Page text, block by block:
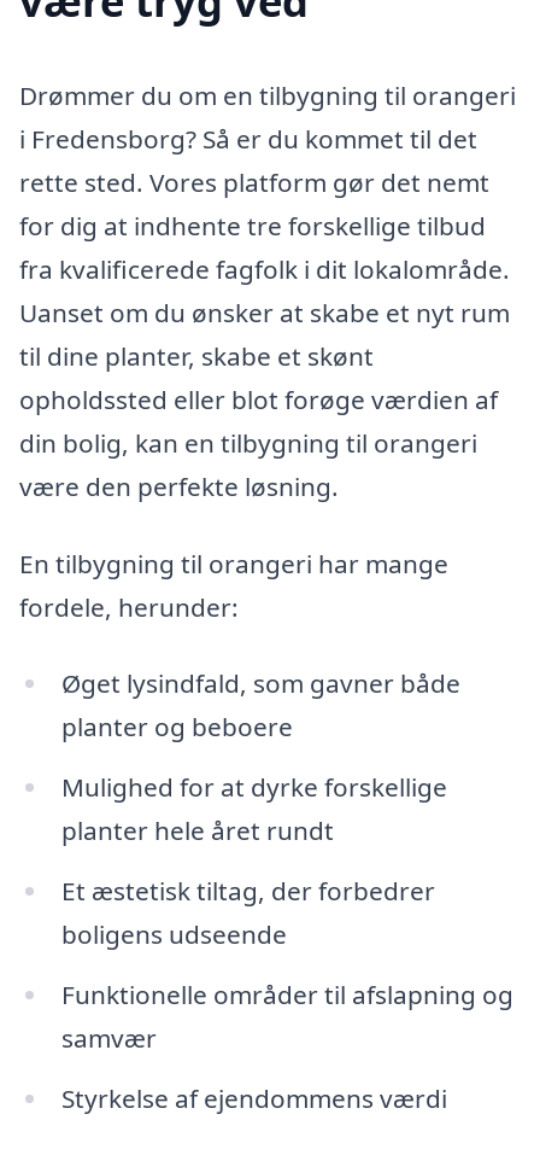
Drømmer du om en tilbygning til orangeri
i Fredensborg? Så er du kommet til det
rette sted. Vores platform gør det nemt
for dig at indhente tre forskellige tilbud
fra kvalificerede fagfolk i dit lokalområde.
Uanset om du ønsker at skabe et nyt rum
til dine planter, skabe et skønt
opholdssted eller blot forøge værdien af
din bolig, kan en tilbygning til orangeri
være den perfekte løsning.
En tilbygning til orangeri har mange
fordele, herunder:
Øget lysindfald, som gavner både
planter og beboere
Mulighed for at dyrke forskellige
planter hele året rundt
Et æstetisk tiltag, der forbedrer
boligens udseende
Funktionelle områder til afslapning og
samvær
Styrkelse af ejendommens værdi